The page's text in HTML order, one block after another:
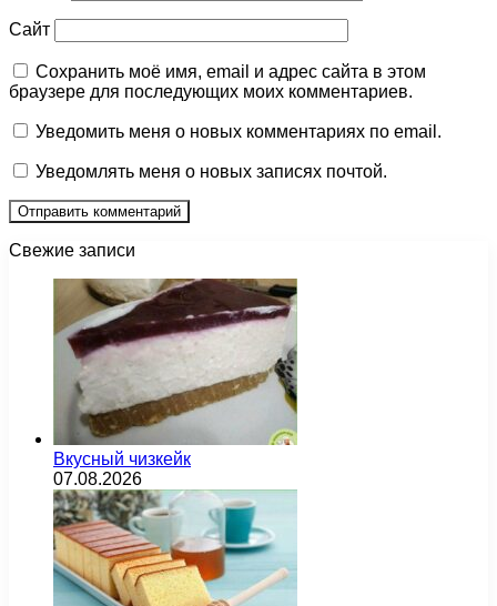
Сайт
Сохранить моё имя, email и адрес сайта в этом
браузере для последующих моих комментариев.
Уведомить меня о новых комментариях по email.
Уведомлять меня о новых записях почтой.
Свежие записи
Вкусный чизкейк
07.08.2026